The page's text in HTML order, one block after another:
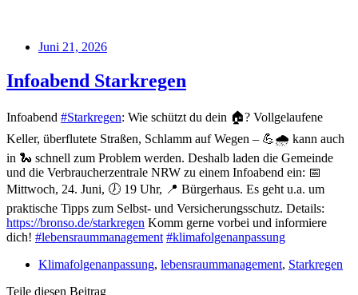
Juni 21, 2026
Infoabend Starkregen
Infoabend #Starkregen: Wie schützt du dein 🏠? Vollgelaufene
Keller, überflutete Straßen, Schlamm auf Wegen – 💪🌧️ kann auch
in 🐍 schnell zum Problem werden. Deshalb laden die Gemeinde
und die Verbraucherzentrale NRW zu einem Infoabend ein: 📅
Mittwoch, 24. Juni, 🕖 19 Uhr, 📍 Bürgerhaus. Es geht u.a. um
praktische Tipps zum Selbst- und Versicherungsschutz. Details:
https://bronso.de/starkregen Komm gerne vorbei und informiere
dich! #lebensraummanagement #klimafolgenanpassung
Klimafolgenanpassung, lebensraummanagement, Starkregen
Teile diesen Beitrag